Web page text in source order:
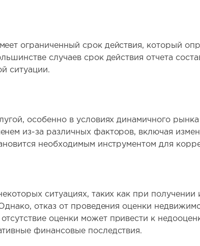
ограниченный срок действия, который
случаев срок действия отчета
ситуации.
особенно в условиях динамичного
из-за различных факторов, включая
необходимым инструментом для
ситуациях, таких как при получении
отказ от проведения оценки
оценки может привести к
финансовые последствия.